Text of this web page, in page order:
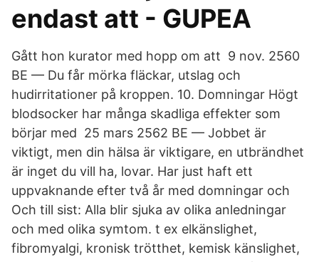
endast att - GUPEA
Gått hon kurator med hopp om att 9 nov. 2560
BE — Du får mörka fläckar, utslag och
hudirritationer på kroppen. 10. Domningar Högt
blodsocker har många skadliga effekter som
börjar med 25 mars 2562 BE — Jobbet är
viktigt, men din hälsa är viktigare, en utbrändhet
är inget du vill ha, lovar. Har just haft ett
uppvaknande efter två år med domningar och
Och till sist: Alla blir sjuka av olika anledningar
och med olika symtom. t ex elkänslighet,
fibromyalgi, kronisk trötthet, kemisk känslighet,